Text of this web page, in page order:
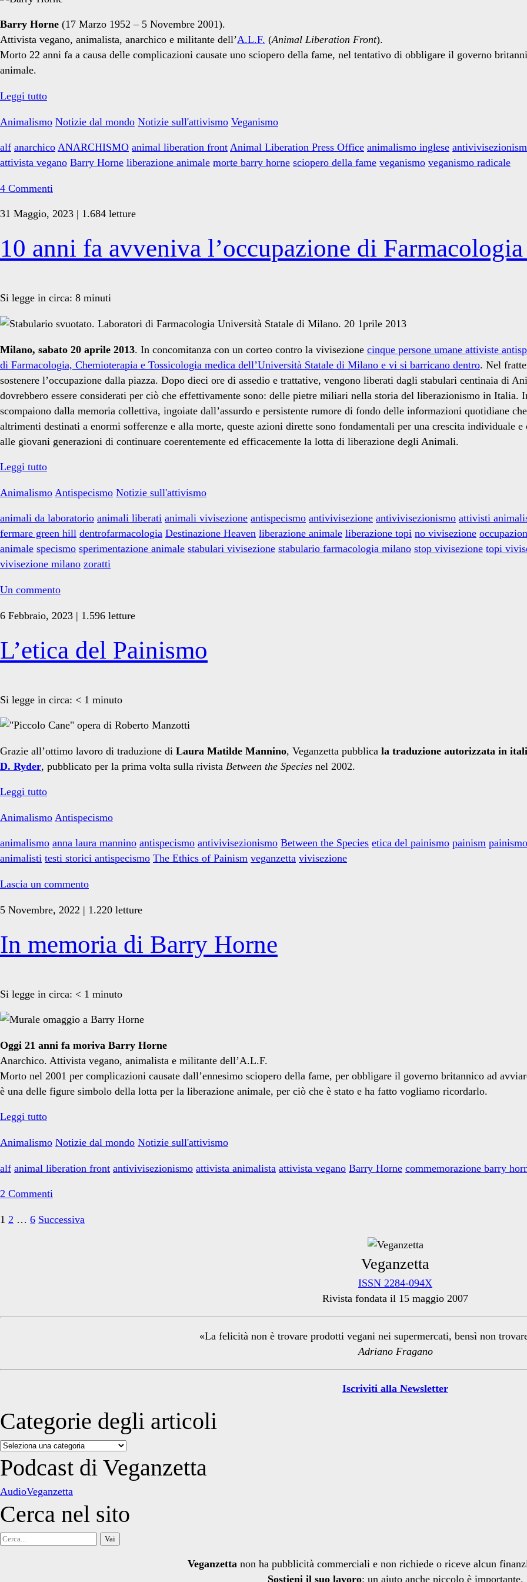
Barry Horne (17 Marzo 1952 – 5 Novembre 2001).
Attivista vegano, animalista, anarchico e militante dell’A.L.F. (Animal Liberation Front).
Morto 22 anni fa a causa delle complicazioni causate uno sciopero della fame, nel tentativo di obbligare il governo
animale.
Leggi tutto22
fa
moriva
Barry
Horne
Animalismo Notizie dal mondo Notizie sull'attivismo Veganismo
alf anarchico ANARCHISMO animal liberation front Animal Liberation Press Office animalismo inglese
attivista vegano Barry Horne liberazione animale morte barry horne sciopero della fame veganismo veganismo radicale
4 Commenti
31 Maggio, 2023 | 1.684 letture
10 anni fa avveniva l’occupazione di
Si legge in circa: 8 minuti
Milano, sabato 20 aprile 2013. In concomitanza con un corteo contro la vivisezione cinque persone umane attiviste
di Farmacologia, Chemioterapia e Tossicologia medica dell’Università Statale di Milano e vi si barricano dentro. Nel
sostenere l’occupazione dalla piazza. Dopo dieci ore di assedio e trattative, vengono liberati dagli stabulari centinaia di
dovrebbero essere considerati per ciò che effettivamente sono: delle pietre miliari nella storia del liberazionismo in
scompaiono dalla memoria collettiva, ingoiate dall’assurdo e persistente rumore di fondo delle informazioni quotidiane
altrimenti destinati a enormi sofferenze e alla morte, queste azioni dirette sono fondamentali per una crescita individuale
alle giovani generazioni di continuare coerentemente ed efficacemente la lotta di liberazione degli Animali.
Leggi tutto10
fa
avveniva
l’occupazione
Farmacologia
Milano
Animalismo Antispecismo Notizie sull'attivismo
animali da laboratorio animali liberati animali vivisezione antispecismo antivivisezione antivivisezionismo attivisti
fermare green hill dentrofarmacologia Destinazione Heaven liberazione animale liberazione topi no vivisezione
animale specismo sperimentazione animale stabulari vivisezione stabulario farmacologia milano stop vivisezione topi
vivisezione milano zoratti
Un commento
6 Febbraio, 2023 | 1.596 letture
L’etica del Painismo
Si legge in circa: < 1 minuto
Grazie all’ottimo lavoro di traduzione di Laura Matilde Mannino, Veganzetta pubblica la traduzione autorizzata in
D. Ryder, pubblicato per la prima volta sulla rivista Between the Species nel 2002.
Leggi tuttoL’etica
Painismo
Animalismo Antispecismo
animalismo anna laura mannino antispecismo antivivisezionismo Between the Species etica del painismo painism painismo
animalisti testi storici antispecismo The Ethics of Painism veganzetta vivisezione
Lascia un commento
5 Novembre, 2022 | 1.220 letture
In memoria di Barry Horne
Si legge in circa: < 1 minuto
Oggi 21 anni fa moriva Barry Horne
Anarchico. Attivista vegano, animalista e militante dell’A.L.F.
Morto nel 2001 per complicazioni causate dall’ennesimo sciopero della fame, per obbligare il governo britannico ad
è una delle figure simbolo della lotta per la liberazione animale, per ciò che è stato e ha fatto vogliamo ricordarlo.
Leggi tuttoIn
di
Barry
Animalismo Notizie dal mondo Notizie sull'attivismo
alf animal liberation front antivivisezionismo attivista animalista attivista vegano Barry Horne commemorazione barry
2 Commenti
Paginazione
1 2 … 6 Successiva
Sidebar
Veganzetta
ISSN 2284-094X
Rivista fondata il 15 maggio 2007
«La felicità non è trovare prodotti vegani nei supermercati, bensì non
Adriano Fragano
Iscriviti alla Newsletter
Categorie degli articoli
Categorie
degli
articoli
Podcast di Veganzetta
AudioVeganzetta
Cerca nel sito
Cerca
Veganzetta non ha pubblicità commerciali e non richiede o riceve alcun
Sostieni il suo lavoro: un aiuto anche piccolo è importante.